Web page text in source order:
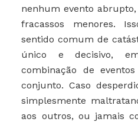
nenhum evento
fracassos menores.
sentido comum de
único e decisivo,
combinação de
conjunto. Caso
simplesmente
aos outros, ou jamais